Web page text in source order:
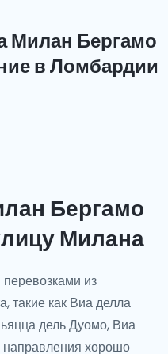
Милан Бергамо
в Ломбардии
Бергамо
Милана
из
такие как Виа делла
дель Дуомо, Виа
хорошо